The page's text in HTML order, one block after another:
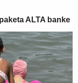
ALTA banke